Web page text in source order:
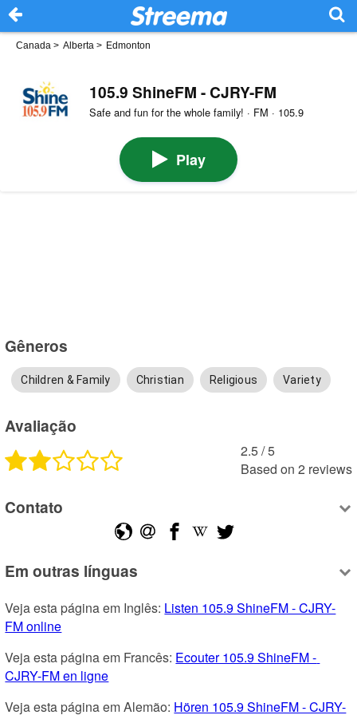
Canada > Alberta > Edmonton
105.9 ShineFM - CJRY-FM
Safe and fun for the whole family! · FM · 105.9
Play
Gêneros
Children & Family Christian Religious Variety
Avaliação
2.5 /5
Based on 2 reviews
Contato
Em outras línguas
Veja esta página em Inglês: Listen 105.9 ShineFM - CJRY-
FM online
Veja esta página em Francês: Ecouter 105.9 ShineFM -
CJRY-FM en ligne
Veja esta página em Alemão: Hören 105.9 ShineFM - CJRY-